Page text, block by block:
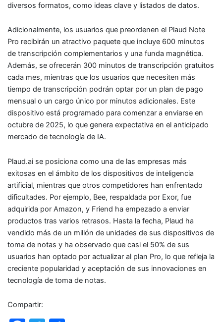
diversos formatos, como ideas clave y listados de datos.
Adicionalmente, los usuarios que preordenen el Plaud Note
Pro recibirán un atractivo paquete que incluye 600 minutos
de transcripción complementarios y una funda magnética.
Además, se ofrecerán 300 minutos de transcripción gratuitos
cada mes, mientras que los usuarios que necesiten más
tiempo de transcripción podrán optar por un plan de pago
mensual o un cargo único por minutos adicionales. Este
dispositivo está programado para comenzar a enviarse en
octubre de 2025, lo que genera expectativa en el anticipado
mercado de tecnología de IA.
Plaud.ai se posiciona como una de las empresas más
exitosas en el ámbito de los dispositivos de inteligencia
artificial, mientras que otros competidores han enfrentado
dificultades. Por ejemplo, Bee, respaldada por Exor, fue
adquirida por Amazon, y Friend ha empezado a enviar
productos tras varios retrasos. Hasta la fecha, Plaud ha
vendido más de un millón de unidades de sus dispositivos de
toma de notas y ha observado que casi el 50% de sus
usuarios han optado por actualizar al plan Pro, lo que refleja la
creciente popularidad y aceptación de sus innovaciones en
tecnología de toma de notas.
Compartir: